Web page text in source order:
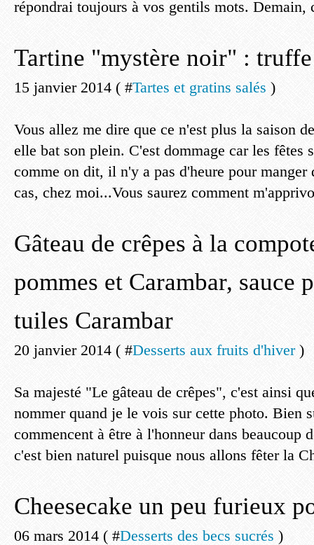
répondrai toujours à vos gentils mots. Demain,
Tartine "mystère noir" :
15 janvier 2014 ( #Tartes et gratins salés )
Vous allez me dire que ce n'est plus la saison
elle bat son plein. C'est dommage car les fêtes
comme on dit, il n'y a pas d'heure pour
cas, chez moi...Vous saurez comment
Gâteau de crêpes à la
pommes et Carambar, sauce
tuiles Carambar
20 janvier 2014 ( #Desserts aux fruits d'hiver)
Sa majesté "Le gâteau de crêpes", c'est ainsi
nommer quand je le vois sur cette photo. Bien
commencent à être à l'honneur dans beaucoup
c'est bien naturel puisque nous allons fêter la
Cheesecake un peu furieux
06 mars 2014 ( #Desserts des becs sucrés )